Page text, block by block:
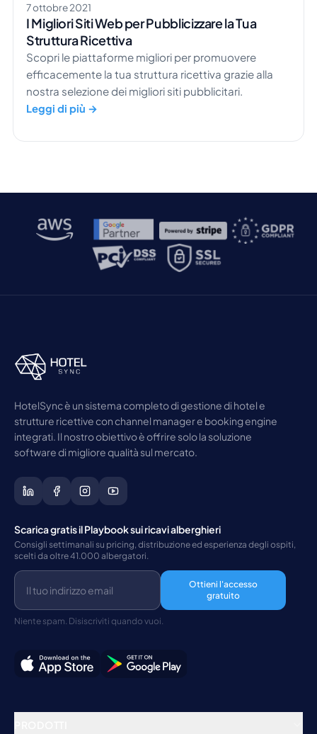
7 ottobre 2021
I Migliori Siti Web per Pubblicizzare la Tua
Struttura Ricettiva
Scopri le piattaforme migliori per promuovere
efficacemente la tua struttura ricettiva grazie alla
nostra selezione dei migliori siti pubblicitari.
Leggi di più →
HotelSync è un sistema completo di gestione di hotel e
strutture ricettive con channel manager e booking engine
integrati. Il nostro obiettivo è offrire solo la soluzione
software di migliore qualità sul mercato.
Scarica gratis il Playbook sui ricavi alberghieri
Consigli settimanali su pricing, distribuzione ed esperienza degli ospiti,
scelti da oltre 41.000 albergatori.
Ottieni l'accesso
gratuito
Niente spam. Disiscriviti quando vuoi.